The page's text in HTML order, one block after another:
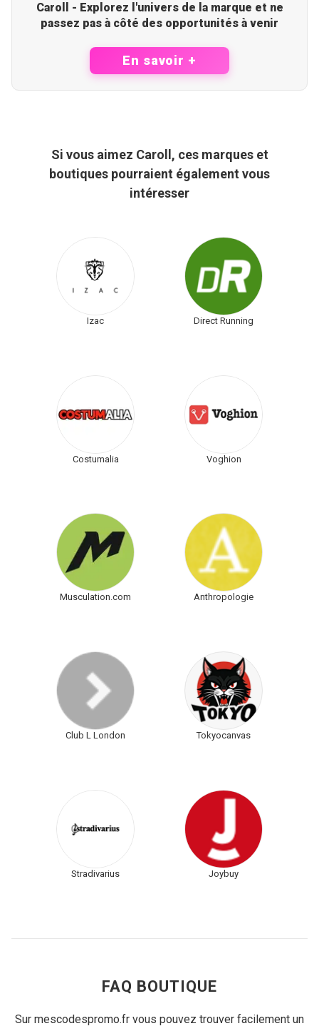
Caroll - Explorez l'univers de la marque et ne
passez pas à côté des opportunités à venir
En savoir +
Si vous aimez Caroll, ces marques et
boutiques pourraient également vous
intéresser
Izac Direct Running
Costumalia Voghion
Musculation.com Anthropologie
Club L London Tokyocanvas
Stradivarius Joybuy
FAQ BOUTIQUE
Sur mescodespromo.fr vous pouvez trouver facilement un